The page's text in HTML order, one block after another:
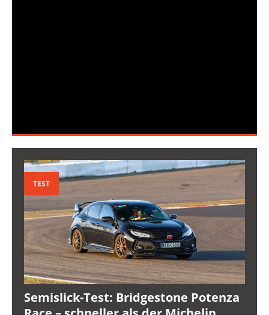
TEST
Semislick-Test: Bridgestone Potenza